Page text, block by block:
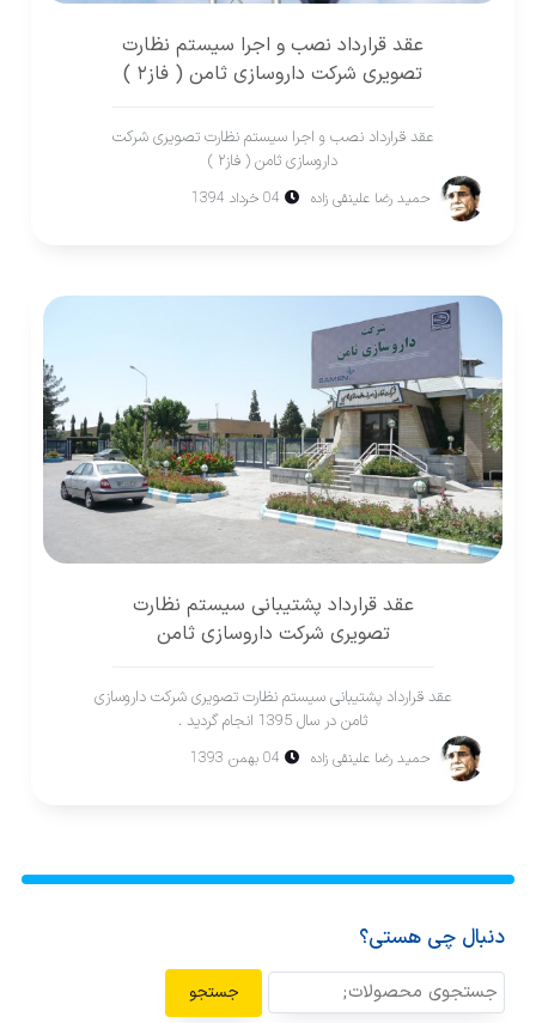
عقد قرارداد نصب و اجرا سیستم نظارت
تصویری شرکت داروسازی ثامن ( فاز۲ )
عقد قرارداد نصب و اجرا سیستم نظارت تصویری شرکت
داروسازی ثامن ( فاز۲ )
حمید رضا علینقی زاده 04 خرداد 1394
عقد قرارداد پشتیبانی سیستم نظارت
تصویری شرکت داروسازی ثامن
عقد قرارداد پشتیبانی سیستم نظارت تصویری شرکت داروسازی
ثامن در سال 1395 انجام گردید .
حمید رضا علینقی زاده 04 بهمن 1393
دنبال چی هستی؟
جستجو